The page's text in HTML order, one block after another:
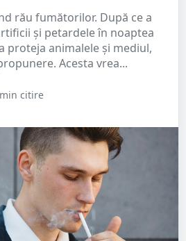
rău fumătorilor. După ce a
şi petardele în noaptea
proteja animalele și mediul,
Acesta vrea...
citire